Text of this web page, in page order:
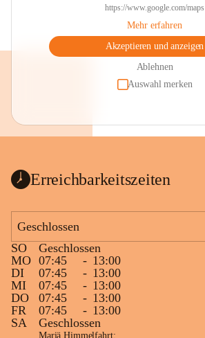
https://www.google.com/maps
Mehr erfahren
Akzeptieren und anzeigen
Ablehnen
Auswahl merken
Erreichbarkeitszeiten
Geschlossen
SO
Geschlossen
MO 07:45 - 13:00
DI
07:45 - 13:00
MI
07:45 - 13:00
DO
07:45 - 13:00
FR
07:45 - 13:00
SA
Geschlossen
Mariä Himmelfahrt: